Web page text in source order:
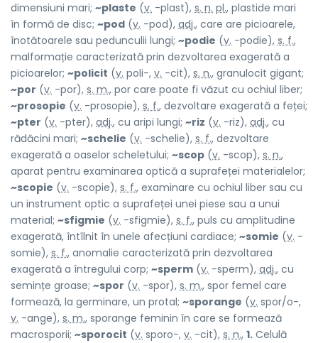
dimensiuni mari; ~plaste (v. -plast), s. n. pl., plastide mari
în formă de disc; ~pod (v. -pod), adj., care are picioarele,
înotătoarele sau pedunculii lungi; ~podie (v. -podie), s. f.,
malformație caracterizată prin dezvoltarea exagerată a
picioarelor; ~policit (v. poli-, v. -cit), s. n., granulocit gigant;
~por (v. -por), s. m., por care poate fi văzut cu ochiul liber;
~prosopie (v. -prosopie), s. f., dezvoltare exagerată a feței;
~pter (v. -pter), adj., cu aripi lungi; ~riz (v. -riz), adj., cu
rădăcini mari; ~schelie (v. -schelie), s. f., dezvoltare
exagerată a oaselor scheletului; ~scop (v. -scop), s. n.,
aparat pentru examinarea optică a suprafeței materialelor;
~scopie (v. -scopie), s. f., examinare cu ochiul liber sau cu
un instrument optic a suprafeței unei piese sau a unui
material; ~sfigmie (v. -sfigmie), s. f., puls cu amplitudine
exagerată, întîlnit în unele afecțiuni cardiace; ~somie (v. -
somie), s. f., anomalie caracterizată prin dezvoltarea
exagerată a întregului corp; ~sperm (v. -sperm), adj., cu
semințe groase; ~spor (v. -spor), s. m., spor femel care
formează, la germinare, un protal; ~sporange (v. spor/o-,
v. -ange), s. m., sporange feminin în care se formează
macrosporii; ~sporocit (v. sporo-, v. -cit), s. n., 1. Celulă